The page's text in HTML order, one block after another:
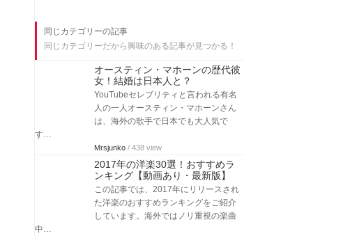
同じカテゴリーの記事
同じカテゴリーだから興味のある記事が見つかる！
オースティン・マホーンの歴代彼
女！結婚は日本人と？
YouTubeセレブリティと言われる有名
人の一人オースティン・マホーンさん
は、海外の歌手で日本でも大人気で
す…
Mrsjunko / 438 view
2017年の洋楽30選！おすすめラ
ンキング【動画あり・最新版】
この記事では、2017年にリリースされ
た洋楽のおすすめランキングをご紹介
しています。海外ではノリ重視の楽曲
中…